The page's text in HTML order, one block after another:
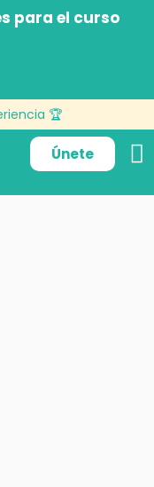
para el curso
🏆
Únete